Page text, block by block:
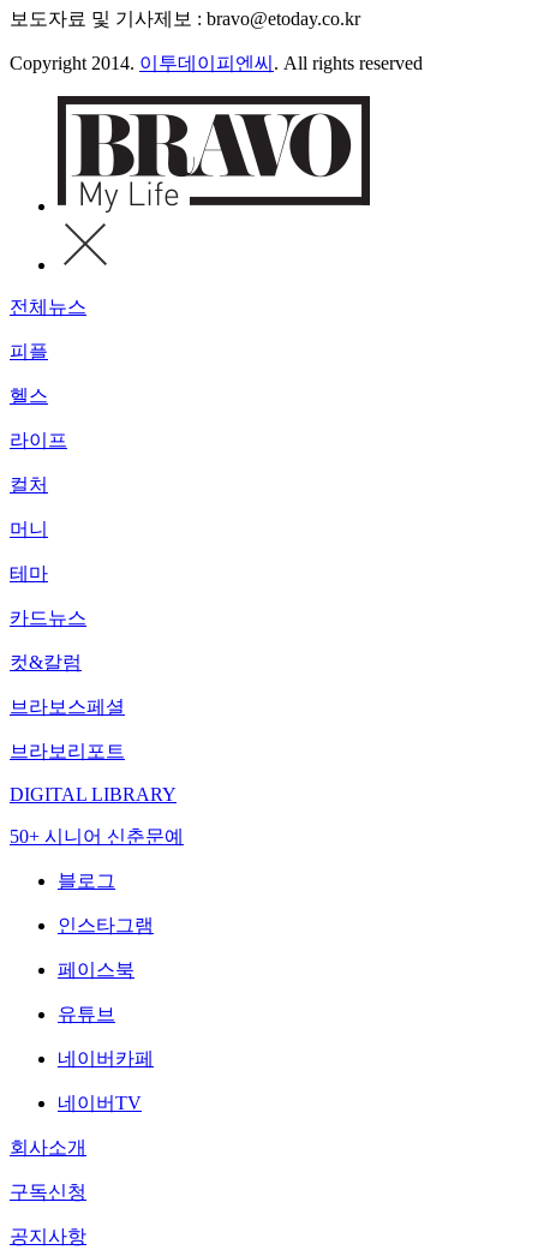
보도자료 및 기사제보 : bravo@etoday.co.kr
Copyright 2014. 이투데이피엔씨 . All rights reserved
전체뉴스
피플
헬스
라이프
컬처
머니
테마
카드뉴스
컷&칼럼
브라보스페셜
브라보리포트
DIGITAL LIBRARY
50+ 시니어 신춘문예
블로그
인스타그램
페이스북
유튜브
네이버카페
네이버TV
회사소개
구독신청
공지사항